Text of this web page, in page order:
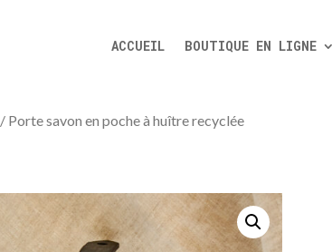
ACCUEIL BOUTIQUE EN LIGNE
/ Porte savon en poche à huître recyclée